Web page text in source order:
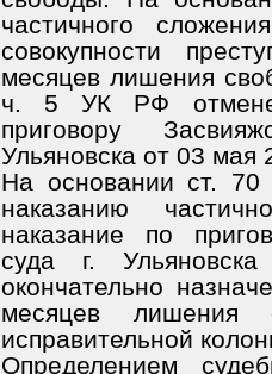
частичного
совокупности
месяцев лишения
ч. 5 УК РФ
приговору
Ульяновска от 03 мая
На основании ст.
наказанию
наказание по
суда г.
окончательно
месяцев
исправительной
Определением